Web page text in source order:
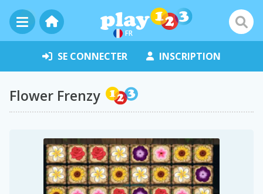
FR
SE CONNECTER INSCRIPTION
Flower Frenzy